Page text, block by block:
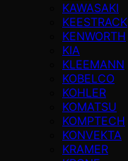
KAWASAKI
KEESTRACK
KENWORTH
KIA
KLEEMANN
KOBELCO
KOHLER
KOMATSU
KOMPTECH
KONVEKTA
KRAMER